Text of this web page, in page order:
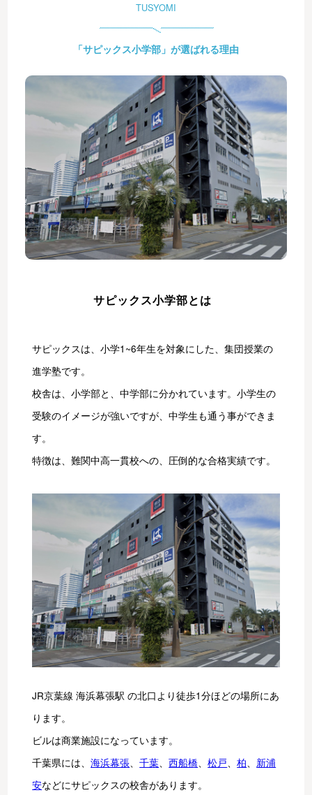
TUSYOMI
「サピックス小学部」が選ばれる理由
サピックス小学部とは
サピックスは、小学1~6年生を対象にした、集団授業の
進学塾です。
校舎は、小学部と、中学部に分かれています。小学生の
受験のイメージが強いですが、中学生も通う事ができま
す。
特徴は、難関中高一貫校への、圧倒的な合格実績です。
JR京葉線 海浜幕張駅 の北口より徒歩1分ほどの場所にあ
ります。
ビルは商業施設になっています。
千葉県には、海浜幕張、千葉、西船橋、松戸、柏、 新浦
安などにサピックスの校舎があります。